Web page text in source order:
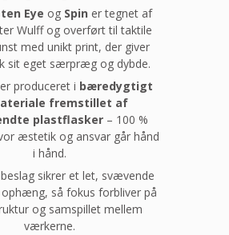
Eye og Spin er tegnet af
Wulff og overført til taktile
med unikt print, der giver
sit eget særpræg og dybde.
produceret i bæredygtigt
fremstillet af
plastflasker– 100 %
æstetik og ansvar går hånd
i hånd.
sikrer et let, svævende
så fokus forbliver på
og samspillet mellem
værkerne.